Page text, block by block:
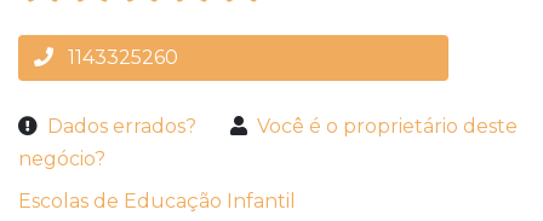
1143325260
Dados errados?
Você é o proprietário deste
negócio?
Escolas de Educação Infantil